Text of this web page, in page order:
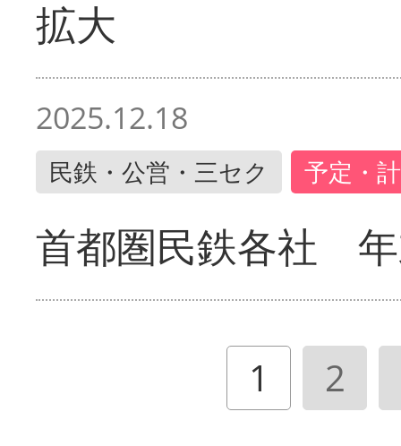
拡大
2025.12.18
民鉄・公営・三セク 予定・
首都圏民鉄各社
1 2